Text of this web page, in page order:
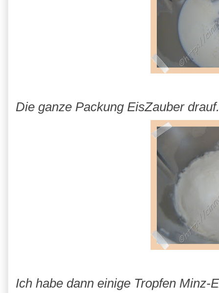
Die ganze Packung EisZauber drauf.
Ich habe dann einige Tropfen Minz-